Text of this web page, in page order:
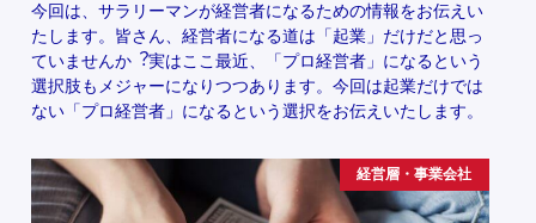
今回は、サラリーマンが経営者になるための情報をお伝えい
たします。皆さん、経営者になる道は「起業」だけだと思っ
ていませんか︖実はここ最近、「プロ経営者」になるという
選択肢もメジャーになりつつあります。今回は起業だけでは
ない「プロ経営者」になるという選択をお伝えいたします。
経営層・事業会社